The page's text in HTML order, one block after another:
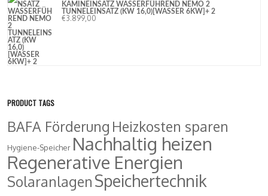
KAMINEINSATZ WASSERFÜHREND NEMO 2
TUNNELEINSATZ (KW 16,0)[WASSER 6KW]+ 2
€3.899,00
PRODUCT TAGS
BAFA Förderung Heizkosten sparen
Hygiene-Speicher Nachhaltig heizen
Regenerative Energien
Solaranlagen Speichertechnik